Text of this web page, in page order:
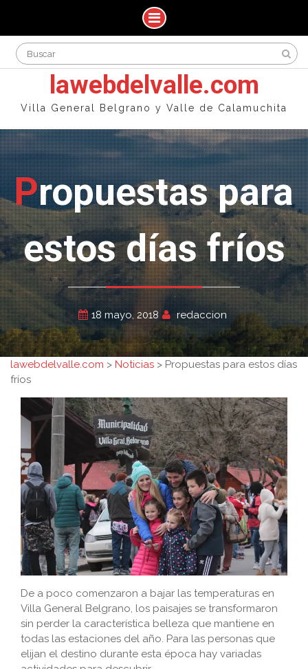
Skip
for:
lawebdelvalle.com
Villa General Belgrano y Valle de Calamuchita
Propuestas para
estos días fríos
18 mayo, 2018 redaccion
lawebdelvalle.com > Noticias > Propuestas para estos días
fríos
De a poco comenzaron a bajar las temperaturas en
Villa General Belgrano, los paisajes se transformaron
sin perder la característica belleza que mantiene en
todas las estaciones del año. Para las personas que
elijan el destino durante esta época hay variadas